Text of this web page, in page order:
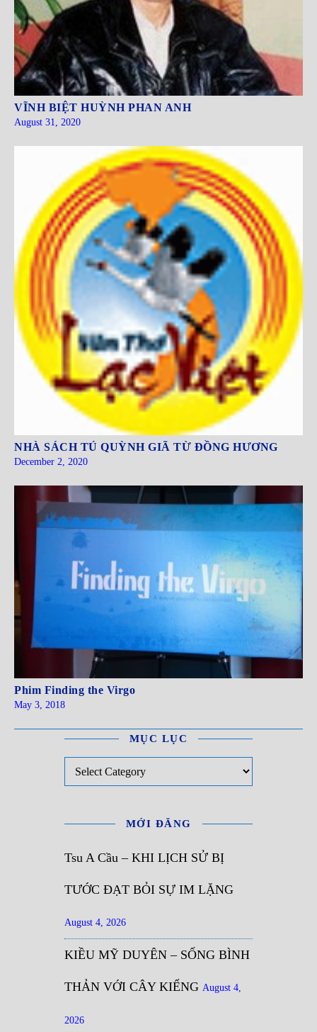
VĨNH BIỆT HUỲNH PHAN ANH
August 31, 2020
NHÀ SÁCH TÚ QUỲNH GIÃ TỪ ĐỒNG HƯƠNG
December 2, 2020
Phim Finding the Virgo
May 3, 2018
MỤC LỤC
MỚI ĐĂNG
Tsu A Cầu – KHI LỊCH SỬ BỊ
TƯỚC ĐẠT BỎI SỰ IM LẶNG
August 4, 2026
KIỀU MỸ DUYÊN – SỐNG BÌNH
THẢN VỚI CÂY KIỂNG August 4,
2026